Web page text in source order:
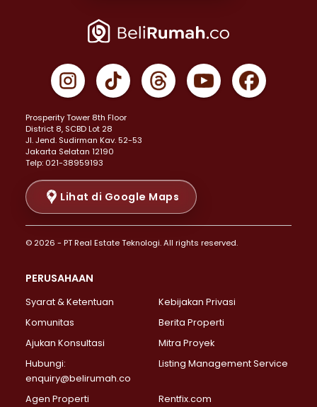
Properti Dijual di Jakarta Pusat >
Properti Dijual di Gambir >
Properti Dijual di Johar Baru >
Properti Dijual di Menteng >
Properti Dijual di Senen >
Properti Dijual di Tanah Abang >
Properti Dijual di Cikini >
Properti Dijual di Kramat >
Properti Dijual di Pasar Baru >
Properti Dijual di Bendungan Hilir >
Properti Dijual di Jakarta Selatan >
Properti Dijual di Lebak Bulus >
Properti Dijual di Gandaria Selatan >
Properti Dijual di Pondok Labu >
Properti Dijual di Lenteng Agung >
Properti Dijual di Senayan >
Properti Dijual di Pondok Pinang >
Prosperity Tower 8th Floor
District 8, SCBD Lot 28
JI. Jend. Sudirman Kav. 52-53
Jakarta Selatan 12190
Telp: 021-38959193
Lihat di Google Maps
© 2026 - PT Real Estate Teknologi. All rights reserved.
PERUSAHAAN
Syarat & Ketentuan
Kebijakan Privasi
Komunitas
Berita Properti
Ajukan Konsultasi
Mitra Proyek
Hubungi:
enquiry@belirumah.co
Listing Management Service
Agen Properti Rentfix.com